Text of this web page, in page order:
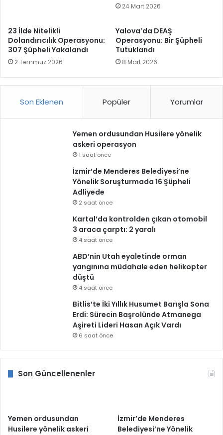
24 Mart 2026
23 İlde Nitelikli
Dolandırıcılık Operasyonu:
307 Şüpheli Yakalandı
2 Temmuz 2026
Yalova’da DEAŞ
Operasyonu: Bir Şüpheli
Tutuklandı
8 Mart 2026
Son Eklenen Popüler Yorumlar
Yemen ordusundan Husilere yönelik
askeri operasyon
1 saat önce
İzmir’de Menderes Belediyesi’ne
Yönelik Soruşturmada 16 Şüpheli
Adliyede
2 saat önce
Kartal’da kontrolden çıkan otomobil
3 araca çarptı: 2 yaralı
4 saat önce
ABD’nin Utah eyaletinde orman
yangınına müdahale eden helikopter
düştü
4 saat önce
Bitlis’te İki Yıllık Husumet Barışla Sona
Erdi: Sürecin Başrolünde Atmanega
Aşireti Lideri Hasan Açık Vardı
6 saat önce
Son Güncellenenler
Yemen ordusundan
Husilere yönelik askeri
İzmir’de Menderes
Belediyesi’ne Yönelik